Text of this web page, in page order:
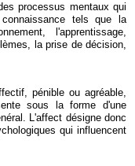
processus mentaux qui
tels que la
l'apprentissage,
la prise de décision,
pénible ou agréable,
sous la forme d'une
L'affect désigne donc
qui influencent